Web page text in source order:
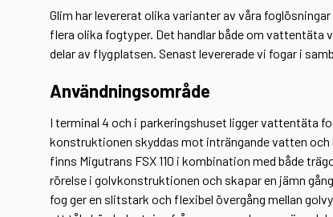
Glim har levererat olika varianter av våra
flera olika fogtyper. Det handlar både om vattentäta
delar av flygplatsen. Senast levererade vi fogar i
Användningsområde
I terminal 4 och i parkeringshuset ligger vattentäta
konstruktionen skyddas mot inträngande vatten och
finns Migutrans FSX 110 i kombination med både
rörelse i golvkonstruktionen och skapar en jämn
fog ger en slitstark och flexibel övergång mellan